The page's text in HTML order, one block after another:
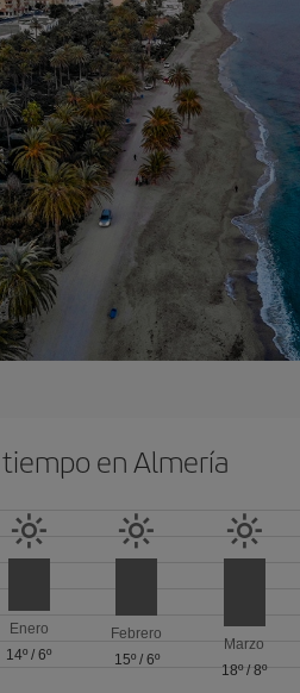
tiempo en Almería
Enero
14º /6º
Febrero
15º/ 6º
Marzo
18º/8º